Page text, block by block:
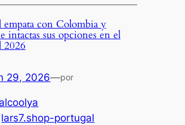
empata con Colombia y
intactas sus opciones en el
2026
29, 2026—por
lars7.shop-portugal